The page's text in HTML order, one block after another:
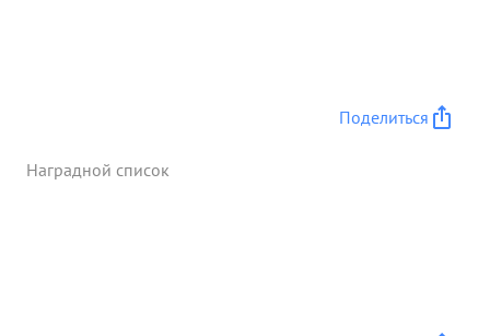
Поделиться
Наградной список